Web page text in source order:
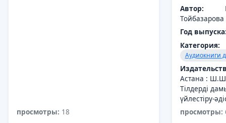
просмотры: 18
Автор:
Тойбазарова
Год
Категория:
Аудиокниги
Астана :
Тілдерді
үйлестіру-
просмотры: